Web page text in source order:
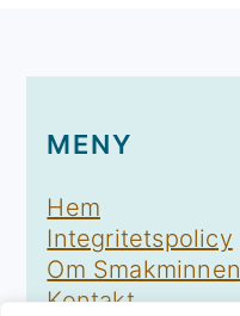
MENY
Hem
Integritetspolicy
Om Smakminnen
Kontakt